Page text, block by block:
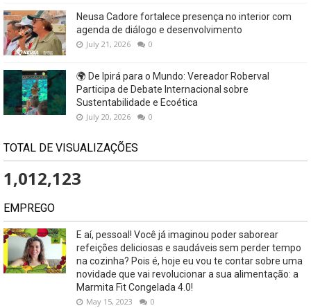
Neusa Cadore fortalece presença no interior com
agenda de diálogo e desenvolvimento
July 21, 2026 0
🌍 De Ipirá para o Mundo: Vereador Roberval
Participa de Debate Internacional sobre
Sustentabilidade e Ecoética
July 20, 2026 0
TOTAL DE VISUALIZAÇÕES
1,012,123
EMPREGO
E aí, pessoal! Você já imaginou poder saborear
refeições deliciosas e saudáveis ​​sem perder tempo
na cozinha? Pois é, hoje eu vou te contar sobre uma
novidade que vai revolucionar a sua alimentação: a
Marmita Fit Congelada 4.0!
May 15, 2023 0